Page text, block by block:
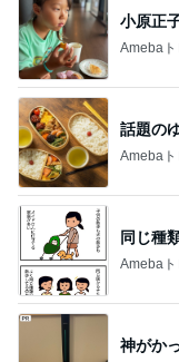
小原正
Ameba
話題の
Ameba
同じ種
Ameba
神がか